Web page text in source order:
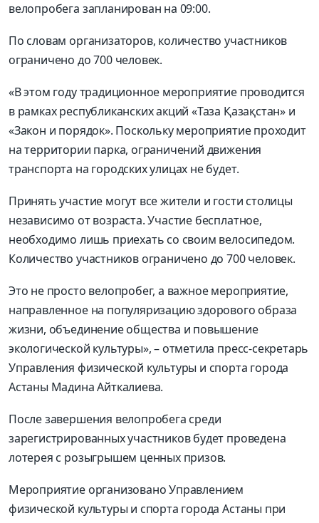
велопробега запланирован на 09:00.
По словам организаторов, количество участников
ограничено до 700 человек.
«В этом году традиционное мероприятие проводится
в рамках республиканских акций «Таза Қазақстан» и
«Закон и порядок». Поскольку мероприятие проходит
на территории парка, ограничений движения
транспорта на городских улицах не будет.
Принять участие могут все жители и гости столицы
независимо от возраста. Участие бесплатное,
необходимо лишь приехать со своим велосипедом.
Количество участников ограничено до 700 человек.
Это не просто велопробег, а важное мероприятие,
направленное на популяризацию здорового образа
жизни, объединение общества и повышение
экологической культуры», – отметила пресс-секретарь
Управления физической культуры и спорта города
Астаны Мадина Айткалиева.
После завершения велопробега среди
зарегистрированных участников будет проведена
лотерея с розыгрышем ценных призов.
Мероприятие организовано Управлением
физической культуры и спорта города Астаны при